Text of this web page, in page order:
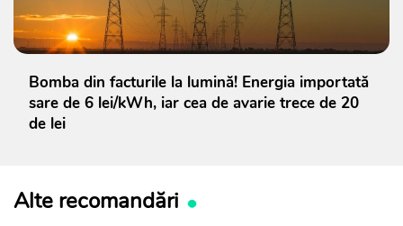
Bomba din facturile la lumină! Energia importată
sare de 6 lei/kWh, iar cea de avarie trece de 20
de lei
Alte recomandări